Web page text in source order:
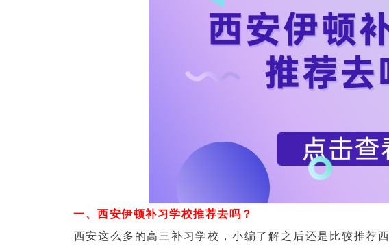
一、西安伊顿补习学校推荐去吗？
西安这么多的高三补习学校，小编了解之后还是比较推荐西